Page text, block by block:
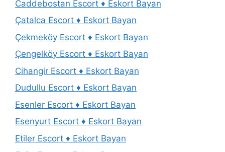
Caddebostan Escort ♦️ Eskort Bayan
Çatalca Escort ♦️ Eskort Bayan
Çekmeköy Escort ♦️ Eskort Bayan
Çengelköy Escort ♦️ Eskort Bayan
Cihangir Escort ♦️ Eskort Bayan
Dudullu Escort ♦️ Eskort Bayan
Esenler Escort ♦️ Eskort Bayan
Esenyurt Escort ♦️ Eskort Bayan
Etiler Escort ♦️ Eskort Bayan